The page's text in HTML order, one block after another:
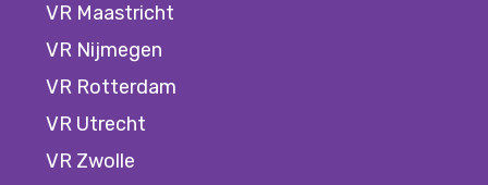
VR Maastricht
VR Nijmegen
VR Rotterdam
VR Utrecht
VR Zwolle